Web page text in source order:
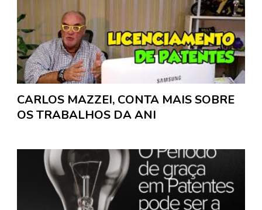
CARLOS MAZZEI, CONTA MAIS SOBRE
OS TRABALHOS DA ANI